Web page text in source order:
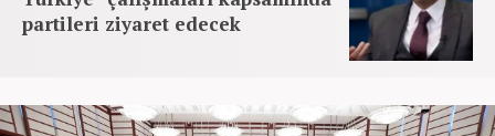
partileri ziyaret edecek